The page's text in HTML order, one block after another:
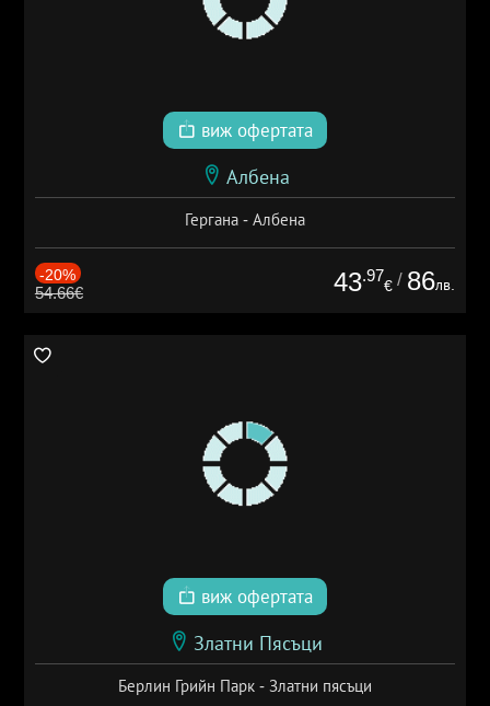
виж офертата
Албена
Гергана - Албена
-20%
54.66€ 43.97
€ / 86лв.
виж офертата
Златни Пясъци
Берлин Грийн Парк - Златни пясъци